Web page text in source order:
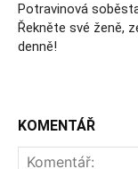
Potravinová
Řekněte své ženě,
denně!
KOMENTÁŘ